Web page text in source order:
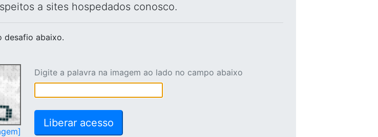
a sites hospedados conosco.
desafio abaixo.
Digite a palavra na imagem ao lado no campo abaixo